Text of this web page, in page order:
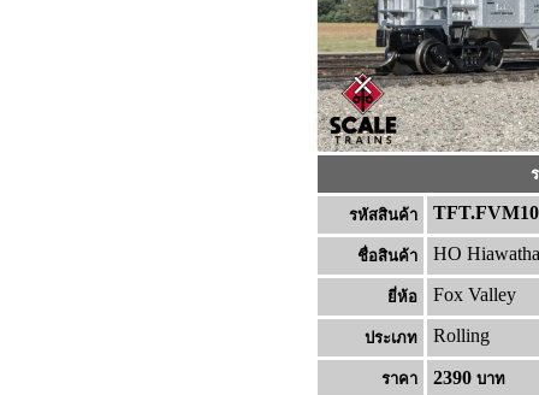
รหัสสินค้า
ชื่อสินค้า HO
ยี่ห้อ Fox Valley
ประเภท Rolling
ราคา 2390 บาท